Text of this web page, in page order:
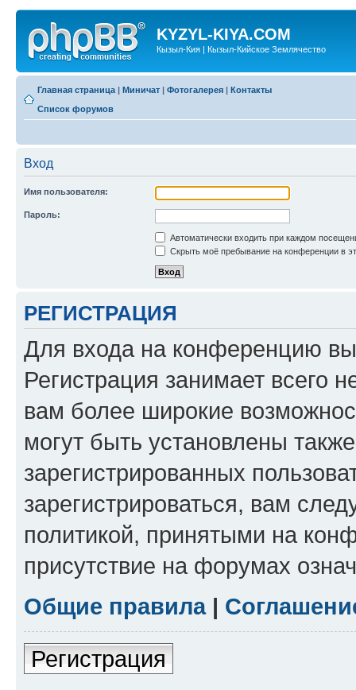
KYZYL-KIYA.COM
Кызыл-Кия | Кызыл-Кийское Землячество
Главная страница | Миничат | Фотогалерея | Контакты
Список форумов
Вход
Имя пользователя:
Пароль:
Автоматически входить при каждом
Скрыть моё пребывание на конференции в
РЕГИСТРАЦИЯ
Для входа на конференцию
Регистрация занимает всего
вам более широкие
могут быть установлены
зарегистрированных
зарегистрироваться, вам
политикой, принятыми на
присутствие на форумах
Общие правила|
Регистрация